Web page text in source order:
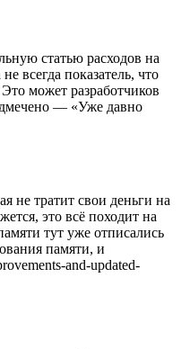
статью расходов на
всегда показатель, что
может разработчиков
— «Уже давно
не тратит свои деньги на
это всё походит на
тут уже отписались
памяти, и
and-updated-